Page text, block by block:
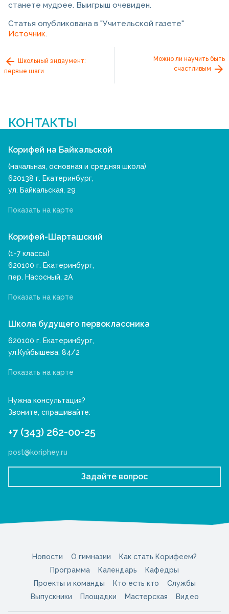
станете мудрее. Выигрыш очевиден.
Статья опубликована в "Учительской газете"
Источник.
Школьный эндаумент:
первые шаги
Можно ли научить быть
счастливым
КОНТАКТЫ
Корифей на Байкальской
(начальная, основная и средняя школа)
620138 г. Екатеринбург,
ул. Байкальская, 29
Показать на карте
Корифей-Шарташский
(1-7 классы)
620100 г. Екатеринбург,
пер. Насосный, 2А
Показать на карте
Школа будущего первоклассника
620100 г. Екатеринбург,
ул.Куйбышева, 84/2
Показать на карте
Нужна консультация?
Звоните, спрашивайте:
+7 (343) 262-00-25
post@koriphey.ru
Задайте вопрос
Новости О гимназии
Как стать Корифеем?
Программа
Календарь
Кафедры
Проекты и команды
Кто есть кто
Службы
Выпускники
Площадки Мастерская Видео